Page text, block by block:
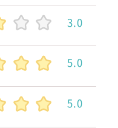
3.0
5.0
5.0